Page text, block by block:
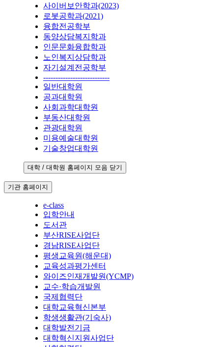
사이버보안학과(2023)
로봇공학과(2021)
융합전공학부
동양상담복지학과
인문문화융합학과
노인복지상담학과
자기설계전공학부
---------------------------
일반대학원
공과대학원
사회과학대학원
부동산대학원
관광대학원
미용예술대학원
기술창업대학원
대학 / 대학원 홈페이지 모음 닫기
기관 홈페이지
e-class
입학안내
도서관
부산RISE사업단
경남RISE사업단
평생교육원(해운대)
교육성과평가센터
와이즈인재개발원(YCMP)
교수·학습개발원
국제협력단
대학교육혁신본부
학생생활관(기숙사)
대학발전기금
대학혁신지원사업단